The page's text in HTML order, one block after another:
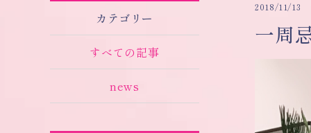
カテゴリー
すべての記事
news
2018/11/13
一周